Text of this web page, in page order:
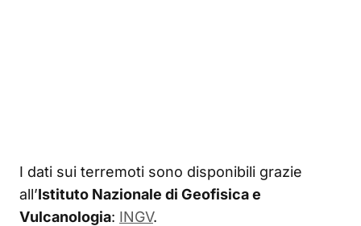
I dati sui terremoti sono disponibili grazie
all’Istituto Nazionale di Geofisica e
Vulcanologia: INGV.